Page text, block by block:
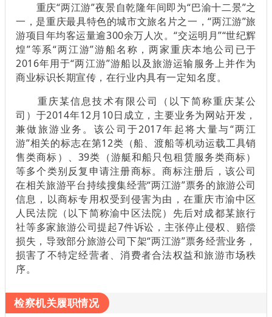
重庆“两江游”夜景自乾隆年间即为“巴渝十二景”之
一，是重庆最具特色的城市文旅名片之一，“两江游”旅
游项目年均客运量逾300余万人次。“交运明月”“世纪辉
煌”等系“两江游”游船名称，两家重庆本地公司已于
2016年用于“两江游”游船以及旅游运输服务上并作为
商业标识长期宣传，在行业内具有一定知名度。
重庆某信息技术有限公司（以下简称重庆某公
司）于2014年12月10日成立，主要业务为网站开发，
兼做旅游业务。该公司于2017年起将大量与“两江
游”相关的标志在第12类（船、渡船等机动运载工具销
售类商标）、39类（游艇和船只包租赁服务类商标）
等多个类别反复申请注册商标。商标注册后，该公司
在相关旅游平台持续搜集经营“两江游”票务的旅游公司
信息，以商标专用权受到侵害为由，在重庆市渝中区
人民法院（以下简称渝中区法院）先后对成都某旅行
社等多家旅游公司提起7件诉讼，主张停止侵权、赔偿
损失，导致部分旅游公司下架“两江游”票务经营业务，
损害了不特定经营者、消费者合法权益和旅游市场秩
序。
检察机关履职情况